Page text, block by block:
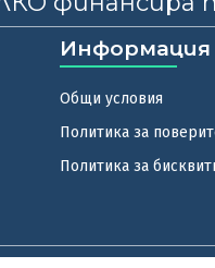
Информация
Общи условия
Политика за
Политика за